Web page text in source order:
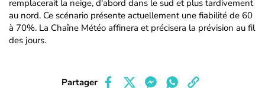
remplacerait la neige, d'abord dans le sud et plus tardivement
au nord. Ce scénario présente actuellement une fiabilité de 60
à 70%. La Chaîne Météo affinera et précisera la prévision au fil
des jours.
Partager